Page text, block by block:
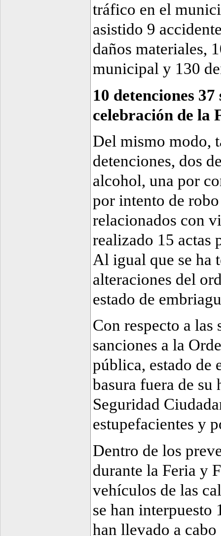
tráfico en el
asistido 9
daños materiales,
municipal y 130
10 detenciones
celebración de la
Del mismo modo,
detenciones, dos
alcohol, una por
por intento de
relacionados con
realizado 15 actas
Al igual que se ha
alteraciones del
estado de
Con respecto a las
sanciones a la
pública, estado de
basura fuera de su
Seguridad
estupefacientes y
Dentro de los
durante la Feria y
vehículos de las
se han interpuesto
han llevado a